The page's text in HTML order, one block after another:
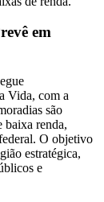
em
Vida, com a
são
baixa renda,
O objetivo
estratégica,
e